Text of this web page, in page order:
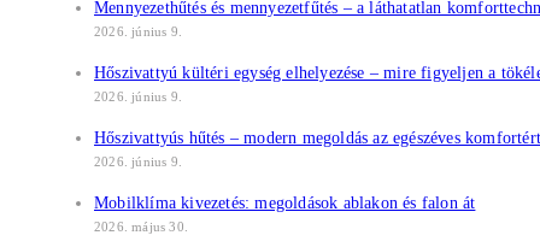
Mennyezethűtés és mennyezetfűtés – a láthatatlan
2026. június 9.
Hőszivattyú kültéri egység elhelyezése – mire figyeljen a
2026. június 9.
Hőszivattyús hűtés – modern megoldás az egészéves komfortért
2026. június 9.
Mobilklíma kivezetés: megoldások ablakon és falon át
2026. május 30.